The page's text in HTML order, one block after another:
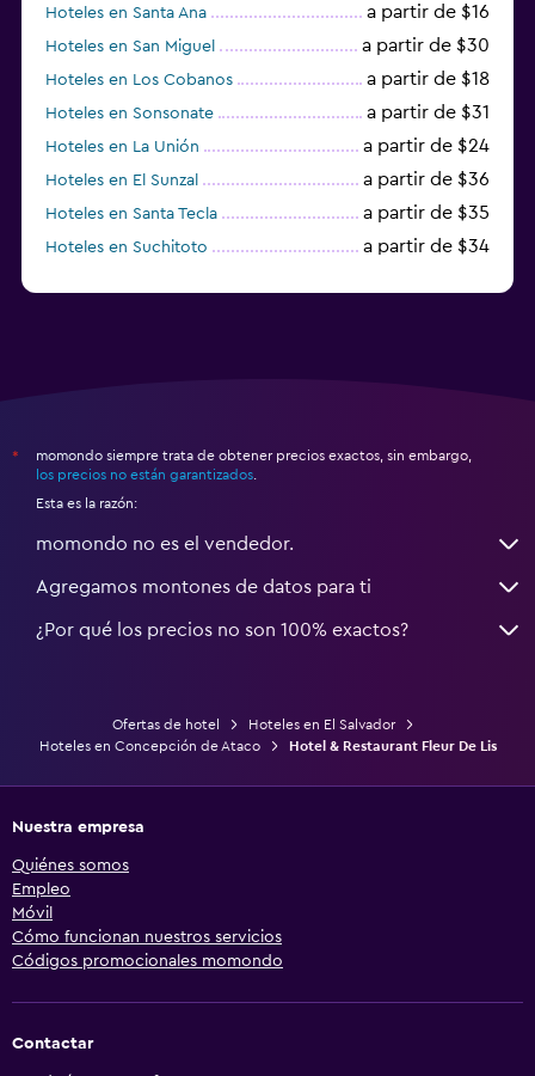
Hoteles en Santa Ana a partir de $16
Hoteles en San Miguel a partir de $30
Hoteles en Los Cobanos a partir de $18
Hoteles en Sonsonate a partir de $31
Hoteles en La Unión a partir de $24
Hoteles en El Sunzal a partir de $36
Hoteles en Santa Tecla a partir de $35
Hoteles en Suchitoto a partir de $34
*
momondo siempre trata de obtener precios exactos, sin embargo,
los precios no están garantizados
Esta es la razón:
momondo no es el vendedor.
Agregamos montones de datos para ti
¿Por qué los precios no son 100% exactos?
Ofertas de hotel
Hoteles en El Salvador
Hoteles en Concepción de Ataco
Hotel & Restaurant Fleur De Lis
Nuestra empresa
Quiénes somos
Empleo
Móvil
Cómo funcionan nuestros servicios
Códigos promocionales momondo
Contactar